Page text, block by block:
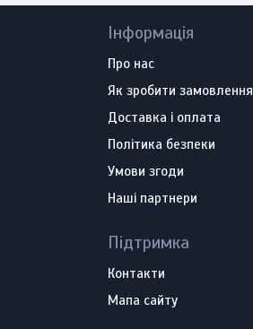
Інформація
Про нас
Як зробити замовлення
Доставка і оплата
Політика безпеки
Умови згоди
Наші партнери
Підтримка
Контакти
Мапа сайту